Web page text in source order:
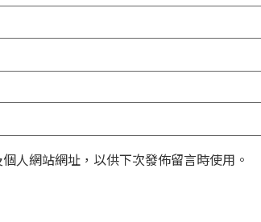
人網站網址，以供下次發佈留言時使用。